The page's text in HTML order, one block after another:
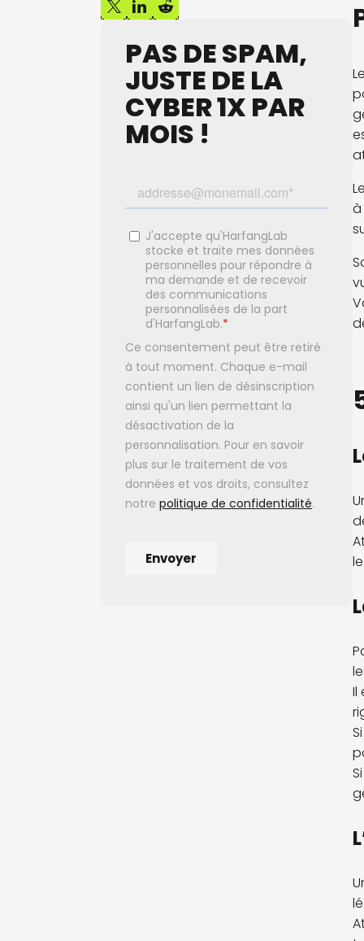
à
Il
PAS DE SPAM,
JUSTE DE LA
CYBER 1X PAR
MOIS !